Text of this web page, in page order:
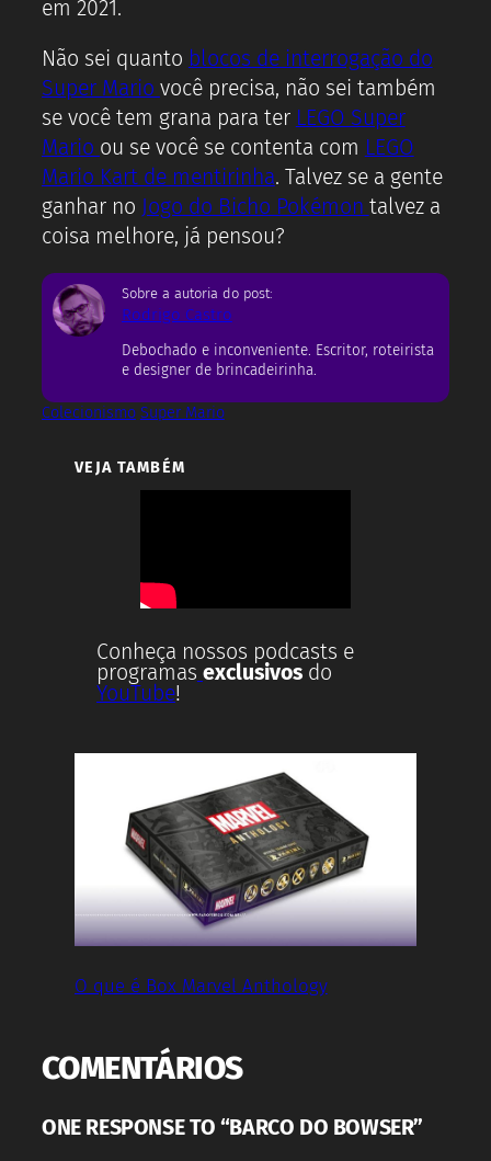
em 2021.
Não sei quanto blocos de interrogação do
Super Mario você precisa, não sei também
se você tem grana para ter LEGO Super
Mario ou se você se contenta com LEGO
Mario Kart de mentirinha. Talvez se a gente
ganhar no Jogo do Bicho Pokémon talvez a
coisa melhore, já pensou?
Sobre a autoria do post:
Rodrigo Castro
Debochado e inconveniente. Escritor, roteirista
e designer de brincadeirinha.
Colecionismo Super Mario
VEJA TAMBÉM
Conheça nossos podcasts e
programas exclusivos do
YouTube!
O que é Box Marvel Anthology
COMENTÁRIOS
ONE RESPONSE TO “BARCO DO BOWSER”